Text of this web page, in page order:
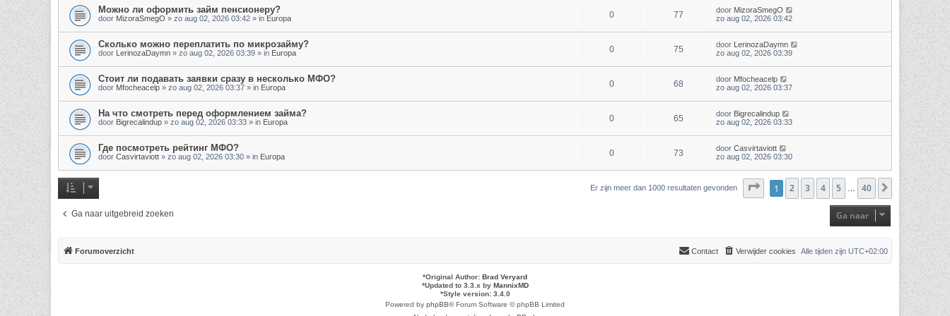
Можно ли оформить займ пенсионеру?
door MizoraSmegO » zo aug 02, 2026 03:42 » in Europa 0 77 door MizoraSmegO
zo aug 02, 2026 03:42
Сколько можно переплатить по микрозайму?
door LerinozaDaymn » zo aug 02, 2026 03:39 » in Europa 0 75 door LerinozaDaymn
zo aug 02, 2026 03:39
Стоит ли подавать заявки сразу в несколько МФО?
door Mfocheacelp » zo aug 02, 2026 03:37 » in Europa 0 68 door Mfocheacelp
zo aug 02, 2026 03:37
На что смотреть перед оформлением займа?
door Bigrecalindup » zo aug 02, 2026 03:33 » in Europa 0 65 door Bigrecalindup
zo aug 02, 2026 03:33
Где посмотреть рейтинг МФО?
door Casvirtaviott » zo aug 02, 2026 03:30 » in Europa 0 73 door Casvirtaviott
zo aug 02, 2026 03:30
Er zijn meer dan 1000 resultaten gevonden Pagina1 van 40
1 2 3 4 5 40 Volgende
Ga naar uitgebreid zoeken Ga naar
Forumoverzicht Alle tijden zijn UTC+02:00
Verwijder cookies
Contact
*Original Author: Brad Veryard
*Updated to 3.3.x by MannixMD
*Style version: 3.4.0
Powered by phpBB® Forum Software © phpBB Limited